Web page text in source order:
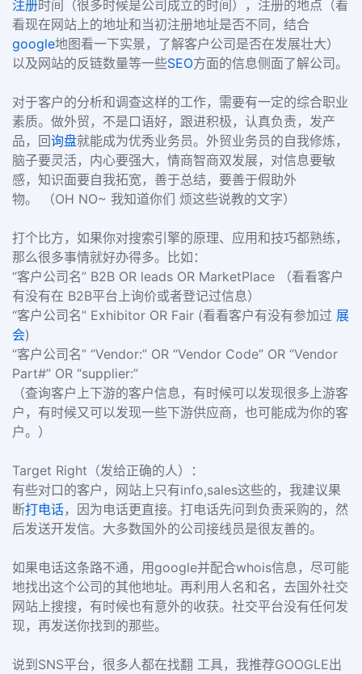
注册时间（很多时候是公司成立的时间），注册的地点（看
看现在网站上的地址和当初注册地址是否不同，结合
google地图看一下实景，了解客户公司是否在发展壮大）
以及网站的反链数量等一些SEO方面的信息侧面了解公司。
对于客户的分析和调查这样的工作，需要有一定的综合职业
素质。做外贸，不是口语好，跟进积极，认真负责，发产
品，回询盘就能成为优秀业务员。外贸业务员的自我修炼，
脑子要灵活，内心要强大，情商智商双发展，对信息要敏
感，知识面要自我拓宽，善于总结，要善于假助外
物。 （OH NO~ 我知道你们 烦这些说教的文字）
打个比方，如果你对搜索引擎的原理、应用和技巧都熟练，
那么很多事情就好办得多。比如：
“客户公司名” B2B OR leads OR MarketPlace （看看客户
有没有在 B2B平台上询价或者登记过信息）
“客户公司名” Exhibitor OR Fair (看看客户有没有参加过 展
会)
“客户公司名” “Vendor:” OR “Vendor Code” OR “Vendor
Part#” OR “supplier:”
（查询客户上下游的客户信息，有时候可以发现很多上游客
户，有时候又可以发现一些下游供应商，也可能成为你的客
户。）
Target Right（发给正确的人）：
有些对口的客户，网站上只有info,sales这些的，我建议果
断打电话，因为电话更直接。打电话先问到负责采购的，然
后发送开发信。大多数国外的公司接线员是很友善的。
如果电话这条路不通，用google并配合whois信息，尽可能
地找出这个公司的其他地址。再利用人名和名，去国外社交
网站上搜搜，有时候也有意外的收获。社交平台没有任何发
现，再发送你找到的那些。
说到SNS平台，很多人都在找翻 工具，我推荐GOOGLE出